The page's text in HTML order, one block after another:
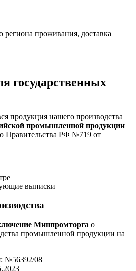
региона проживания, доставка
государственных
продукция нашего производства
промышленной продукции
Правительства РФ №719 от
выписки
Минпромторга о
промышленной продукции на
№56392/08